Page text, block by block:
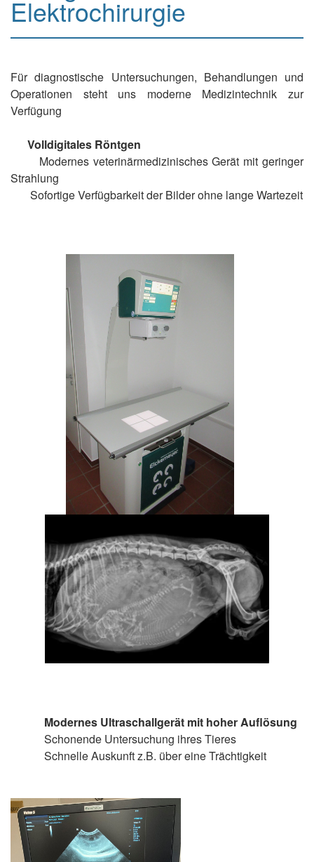
Elektrochirurgie
Für diagnostische Untersuchungen, Behandlungen und
Operationen steht uns moderne Medizintechnik zur
Verfügung
Volldigitales Röntgen
Modernes veterinärmedizinisches Gerät mit geringer
Strahlung
Sofortige Verfügbarkeit der Bilder ohne lange Wartezeit
Modernes Ultraschallgerät mit hoher Auflösung
Schonende Untersuchung ihres Tieres
Schnelle Auskunft z.B. über eine Trächtigkeit